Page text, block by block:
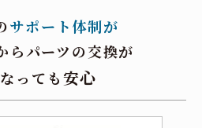
サポート体制が
らパーツの交換が
っても安心